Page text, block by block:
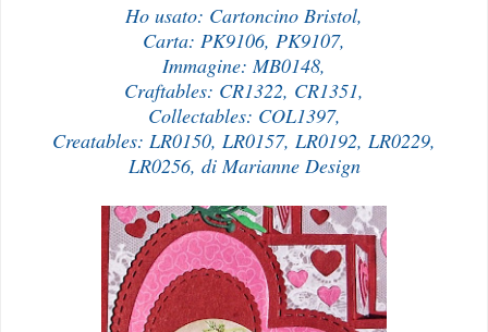
Ho usato: Cartoncino Bristol,
Carta: PK9106, PK9107,
Immagine: MB0148,
Craftables: CR1322, CR1351,
Collectables: COL1397,
Creatables: LR0150, LR0157, LR0192, LR0229,
LR0256, di Marianne Design